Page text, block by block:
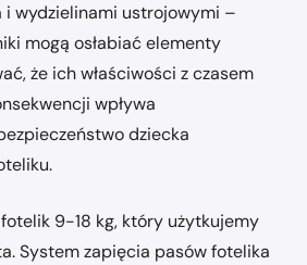
i wydzielinami ustrojowymi –
mogą osłabiać elementy
że ich właściwości z czasem
wpływa
dziecka
9-18 kg, który użytkujemy
System zapięcia pasów fotelika